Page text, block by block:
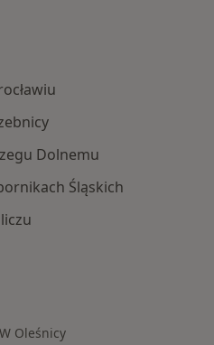
Dolnemu
Śląskich
Oleśnicy